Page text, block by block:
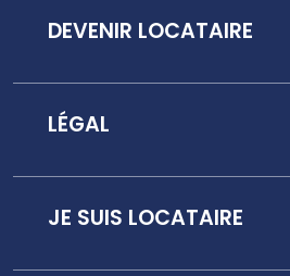
JE SUIS LOCATAIRE
DEVENIR LOCATAIRE
LÉGAL